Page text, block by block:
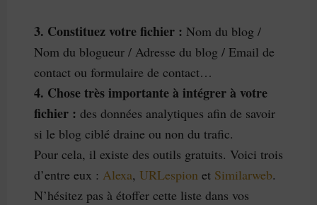
3. Constituez votre fichier : Nom du blog /
Nom du blogueur / Adresse du blog / Email de
contact ou formulaire de contact…
4. Chose très importante à intégrer à votre
fichier : des données analytiques afin de savoir
si le blog ciblé draine ou non du trafic.
Pour cela, il existe des outils gratuits. Voici trois
d’entre eux : Alexa, URLespion et Similarweb.
N’hésitez pas à étoffer cette liste dans vos